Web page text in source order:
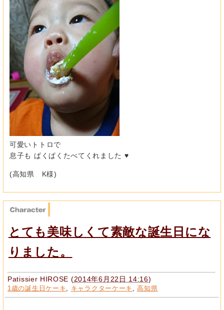
可愛いトトロで
息子も ぱくぱくたべてくれました ♥
(高知県 K様)
とても美味しくて素敵な誕生日にな
りました。
Patissier HIROSE (2014年6月22日 14:16)
1歳の誕生日ケーキ キャラクターケーキ ,高知県